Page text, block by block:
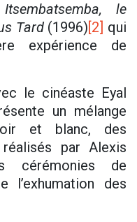
Itsembatsemba, le
Tard(1996)[2] qui
expérience de
le cinéaste Eyal
un mélange
et blanc, des
par Alexis
cérémonies de
l’exhumation des